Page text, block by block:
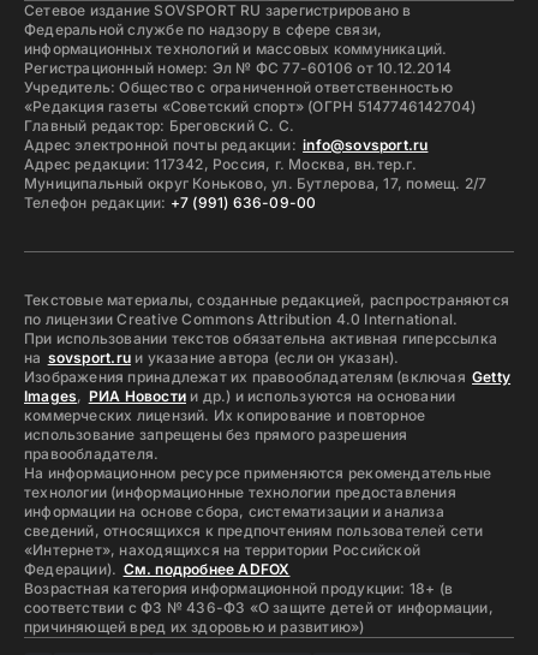
Сетевое издание SOVSPORT RU зарегистрировано в
Федеральной службе по надзору в сфере связи,
информационных технологий и массовых коммуникаций.
Регистрационный номер: Эл № ФС 77-60106 от 10.12.2014
Учредитель: Общество с ограниченной ответственностью
«Редакция газеты «Советский спорт» (ОГРН 5147746142704)
Главный редактор: Бреговский С. С.
Адрес электронной почты редакции: info@sovsport.ru
Адрес редакции: 117342, Россия, г. Москва, вн.тер.г.
Муниципальный округ Коньково, ул. Бутлерова, 17, помещ. 2/7
Телефон редакции: +7 (991) 636-09-00
Текстовые материалы, созданные редакцией, распространяются
по лицензии Creative Commons Attribution 4.0 International.
При использовании текстов обязательна активная гиперссылка
на sovsport.ruи указание автора (если он указан).
Изображения принадлежат их правообладателям (включая Getty
Images, РИА Новости и др.) и используются на основании
коммерческих лицензий. Их копирование и повторное
использование запрещены без прямого разрешения
правообладателя.
На информационном ресурсе применяются рекомендательные
технологии (информационные технологии предоставления
информации на основе сбора, систематизации и анализа
сведений, относящихся к предпочтениям пользователей сети
«Интернет», находящихся на территории Российской
Федерации). См. подробнее ADFOX
Возрастная категория информационной продукции: 18+ (в
соответствии с ФЗ № 436-ФЗ «О защите детей от информации,
причиняющей вред их здоровью и развитию»)